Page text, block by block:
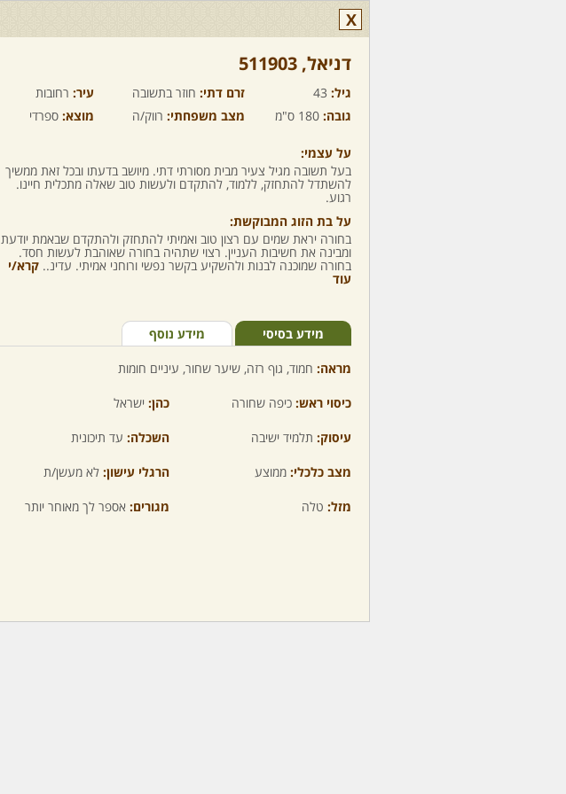
X
דניאל,‏ 511903
גיל: 43 זרם דתי: חוזר בתשובה עיר: רחובות
גובה: 180 ס"מ מצב משפחתי: רווק/ה מוצא: ספרדי
על עצמי:
בעל תשובה מגיל צעיר מבית מסורתי דתי. מיושב בדעתו ובכל זאת ממשיך
להשתדל להתחזק, ללמוד, להתקדם ולעשות טוב שאלה מתכלית חיינו.
רגוע.
על בת הזוג המבוקשת:
בחורה יראת שמים עם רצון טוב ואמיתי להתחזק ולהתקדם שבאמת יודעת
ומבינה את חשיבות העניין. רצוי שתהיה בחורה שאוהבת לעשות חסד.
בחורה שמוכנה לבנות ולהשקיע בקשר נפשי ורוחני אמיתי. עדינ.. קרא/י
עוד
מידע בסיסי מידע נוסף
מראה: חמוד, גוף רזה, שיער שחור, עיניים חומות
כיסוי ראש: כיפה שחורה כהן: ישראל
עיסוק: תלמיד ישיבה השכלה: עד תיכונית
מצב כלכלי: ממוצע הרגלי עישון: לא מעשן/ת
מזל: טלה מגורים: אספר לך מאוחר יותר